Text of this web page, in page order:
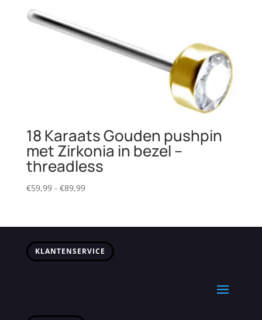
18 Karaats Gouden pushpin
met Zirkonia in bezel –
threadless
€59,99 - €89,99Prijsklasse:
€89,99
KLANTENSERVICE